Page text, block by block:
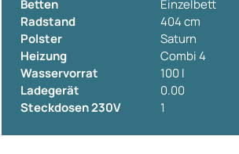
Betten
Einzelbett
Radstand
404 cm
Polster
Saturn
Heizung
Combi 4
Wasservorrat
100 l
Ladegerät
0.00
Steckdosen 230V
1